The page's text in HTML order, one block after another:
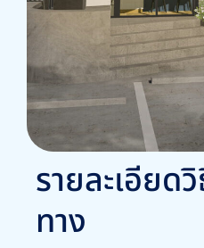
รายละเอียด
ทาง